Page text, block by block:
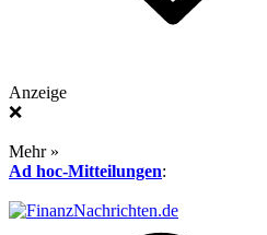
Anzeige
❌
Mehr »
Ad hoc-Mitteilungen: